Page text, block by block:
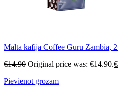
Malta kafija Coffee Guru Zambia,
€14.90 Original price was: €14.90.€
Pievienot grozam